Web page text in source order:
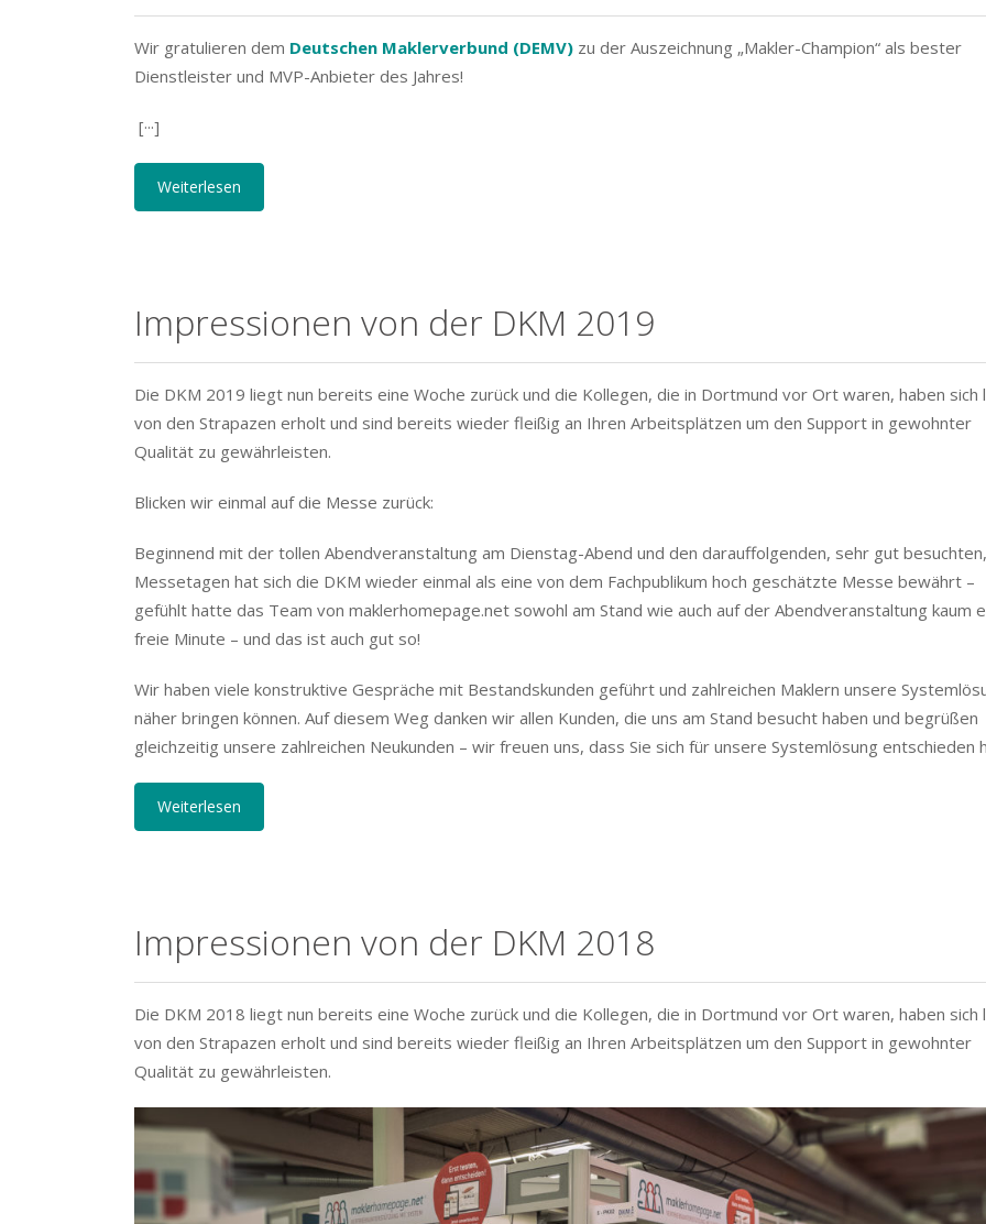
Wir gratulieren dem Deutschen Maklerverbund (DEMV) zu der Auszeichnung „Makler-Champion“ als bester
Dienstleister und MVP-Anbieter des Jahres!
[···]
Weiterlesen
Impressionen von der DKM 2019
Die DKM 2019 liegt nun bereits eine Woche zurück und die Kollegen, die in Dortmund vor Ort waren, haben sich
von den Strapazen erholt und sind bereits wieder fleißig an Ihren Arbeitsplätzen um den Support in gewohnter
Qualität zu gewährleisten.
Blicken wir einmal auf die Messe zurück:
Beginnend mit der tollen Abendveranstaltung am Dienstag-Abend und den darauffolgenden, sehr gut besuchten,
Messetagen hat sich die DKM wieder einmal als eine von dem Fachpublikum hoch geschätzte Messe bewährt –
gefühlt hatte das Team von maklerhomepage.net sowohl am Stand wie auch auf der Abendveranstaltung kaum
freie Minute – und das ist auch gut so!
Wir haben viele konstruktive Gespräche mit Bestandskunden geführt und zahlreichen Maklern unsere
näher bringen können. Auf diesem Weg danken wir allen Kunden, die uns am Stand besucht haben und begrüßen
gleichzeitig unsere zahlreichen Neukunden – wir freuen uns, dass Sie sich für unsere Systemlösung entschieden
Weiterlesen
Impressionen von der DKM 2018
Die DKM 2018 liegt nun bereits eine Woche zurück und die Kollegen, die in Dortmund vor Ort waren, haben sich
von den Strapazen erholt und sind bereits wieder fleißig an Ihren Arbeitsplätzen um den Support in gewohnter
Qualität zu gewährleisten.